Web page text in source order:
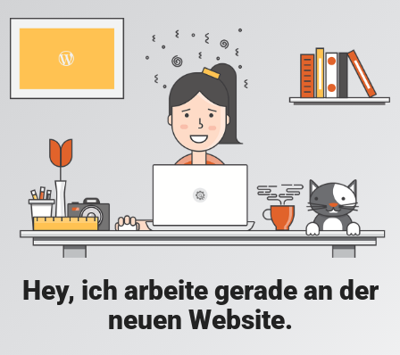
Hey, ich arbeite gerade an der
neuen Website.